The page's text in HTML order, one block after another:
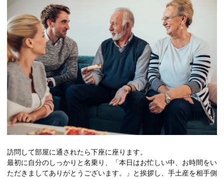
訪問して部屋に通されたら下座に座ります。
最初に自分のしっかりと名乗り、「本日はお忙しい中、お時間をい
ただきましてありがとうございます。」と挨拶し、手土産を相手側